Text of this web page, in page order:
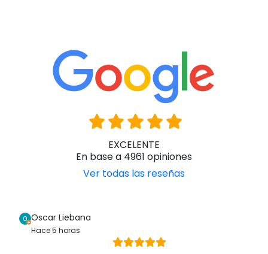
EXCELENTE
En base a 4961 opiniones
Ver todas las reseñas
Oscar Liebana
Hace 5 horas